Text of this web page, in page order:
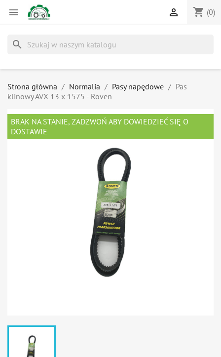
 shopping_cart (0)

search
Strona główna Normalia Pasy napędowe
Pas
klinowy AVX 13 x 1575 - Roven
BRAK NA STANIE, ZADZWOŃ ABY DOWIEDZIEĆ SIĘ O
DOSTAWIE